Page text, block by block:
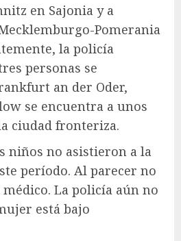
en Sajonia y a
Pomerania
la policía
personas se
an der Oder,
se encuentra a unos
ciudad fronteriza.
niños no asistieron a la
período. Al parecer no
La policía aún no
está bajo